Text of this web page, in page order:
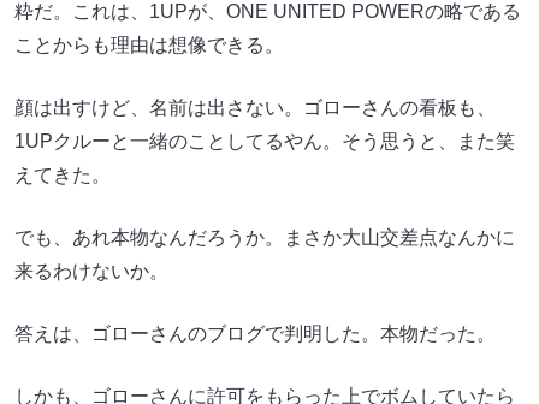
粋だ。これは、1UPが、ONE UNITED POWERの略である
ことからも理由は想像できる。
顔は出すけど、名前は出さない。ゴローさんの看板も、
1UPクルーと一緒のことしてるやん。そう思うと、また笑
えてきた。
でも、あれ本物なんだろうか。まさか大山交差点なんかに
来るわけないか。
答えは、ゴローさんのブログで判明した。本物だった。
しかも、ゴローさんに許可をもらった上でボムしていたら